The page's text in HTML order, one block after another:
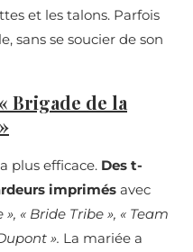
et les talons. Parfois
sans se soucier de son
Brigade de la
plus efficace. Des t-
imprimés avec
», « Bride Tribe », « Team
». La mariée a